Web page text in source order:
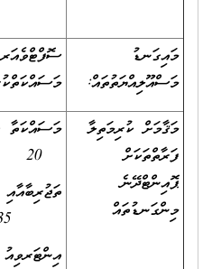
މައިގަނޑު
މަސްއޫލިއްޔަތުތައް:
މަޤާމަށް ކުރިމަތިލާ
ފަރާތްތަކަށް
ޕޮއިންޓްދޭނެ
މިންގަނޑުތައް
މަސައްކަތާ
20